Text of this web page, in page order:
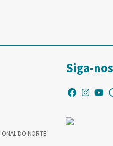
DO NORTE
Siga-nos